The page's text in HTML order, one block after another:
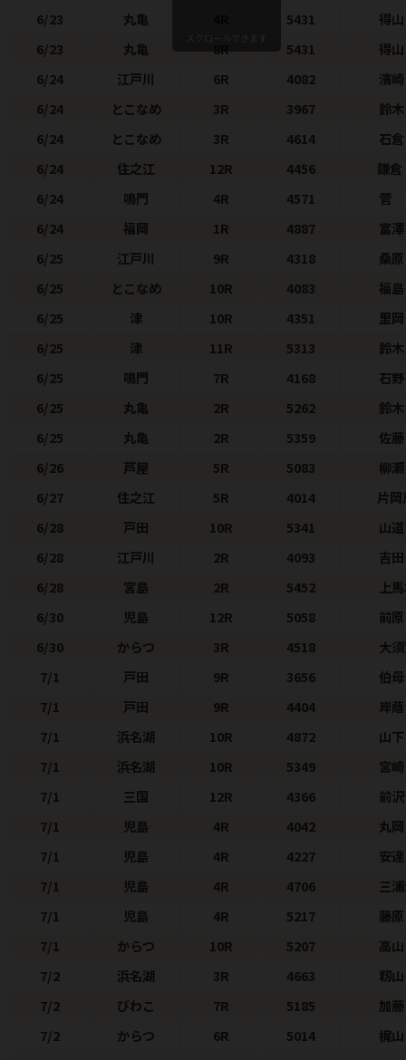
6/23
丸亀 5431
得
6/23
丸亀 8R 5431
得
6/24
江戸川 6R 4082
濱
6/24
とこなめ 3R 3967
鈴
6/24
とこなめ 3R 4614
石
6/24
住之江 12R 4456
鎌
6/24
鳴門 4R 4571
菅
6/24
福岡 1R 4887
富
6/25
江戸川 9R 4318
桑
6/25
とこなめ 10R 4083
福
6/25
津 10R 4351
里
6/25
津 11R 5313
鈴
6/25
鳴門 7R 4168
石
6/25
丸亀 2R 5262
鈴
6/25
丸亀 2R 5359
佐
6/26
芦屋 5R 5083
柳
6/27
住之江 5R 4014
片
6/28
戸田 10R 5341
山
6/28
江戸川 2R 4093
吉
6/28
宮島 2R 5452
上
6/30
児島 12R 5058
前
6/30
からつ 3R 4518
大
7/1
戸田 9R 3656
伯
7/1
戸田 9R 4404
岸
7/1
浜名湖 10R 4872
山
7/1
浜名湖 10R 5349
宮
7/1
三国 12R 4366
前
7/1
児島 4R 4042
丸
7/1
児島 4R 4227
安
7/1
児島 4R 4706
三
7/1
児島 4R 5217
藤
7/1
からつ 10R 5207
高
7/2
浜名湖 3R 4663
籾
7/2
びわこ 7R 5185
加
7/2
からつ 6R 5014
梶